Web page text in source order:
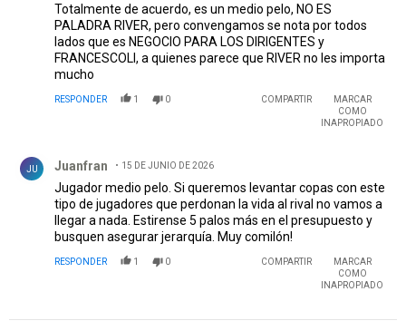
Totalmente de acuerdo, es un medio pelo, NO ES
PALADRA RIVER, pero convengamos se nota por todos
lados que es NEGOCIO PARA LOS DIRIGENTES y
FRANCESCOLI, a quienes parece que RIVER no les importa
mucho
RESPONDER 1 0 COMPARTIR
MARCAR
COMO
INAPROPIADO
JU Juanfran 15 DE JUNIO DE 2026
Jugador medio pelo. Si queremos levantar copas con este
tipo de jugadores que perdonan la vida al rival no vamos a
llegar a nada. Estirense 5 palos más en el presupuesto y
busquen asegurar jerarquía. Muy comilón!
RESPONDER 1 0 COMPARTIR
MARCAR
COMO
INAPROPIADO